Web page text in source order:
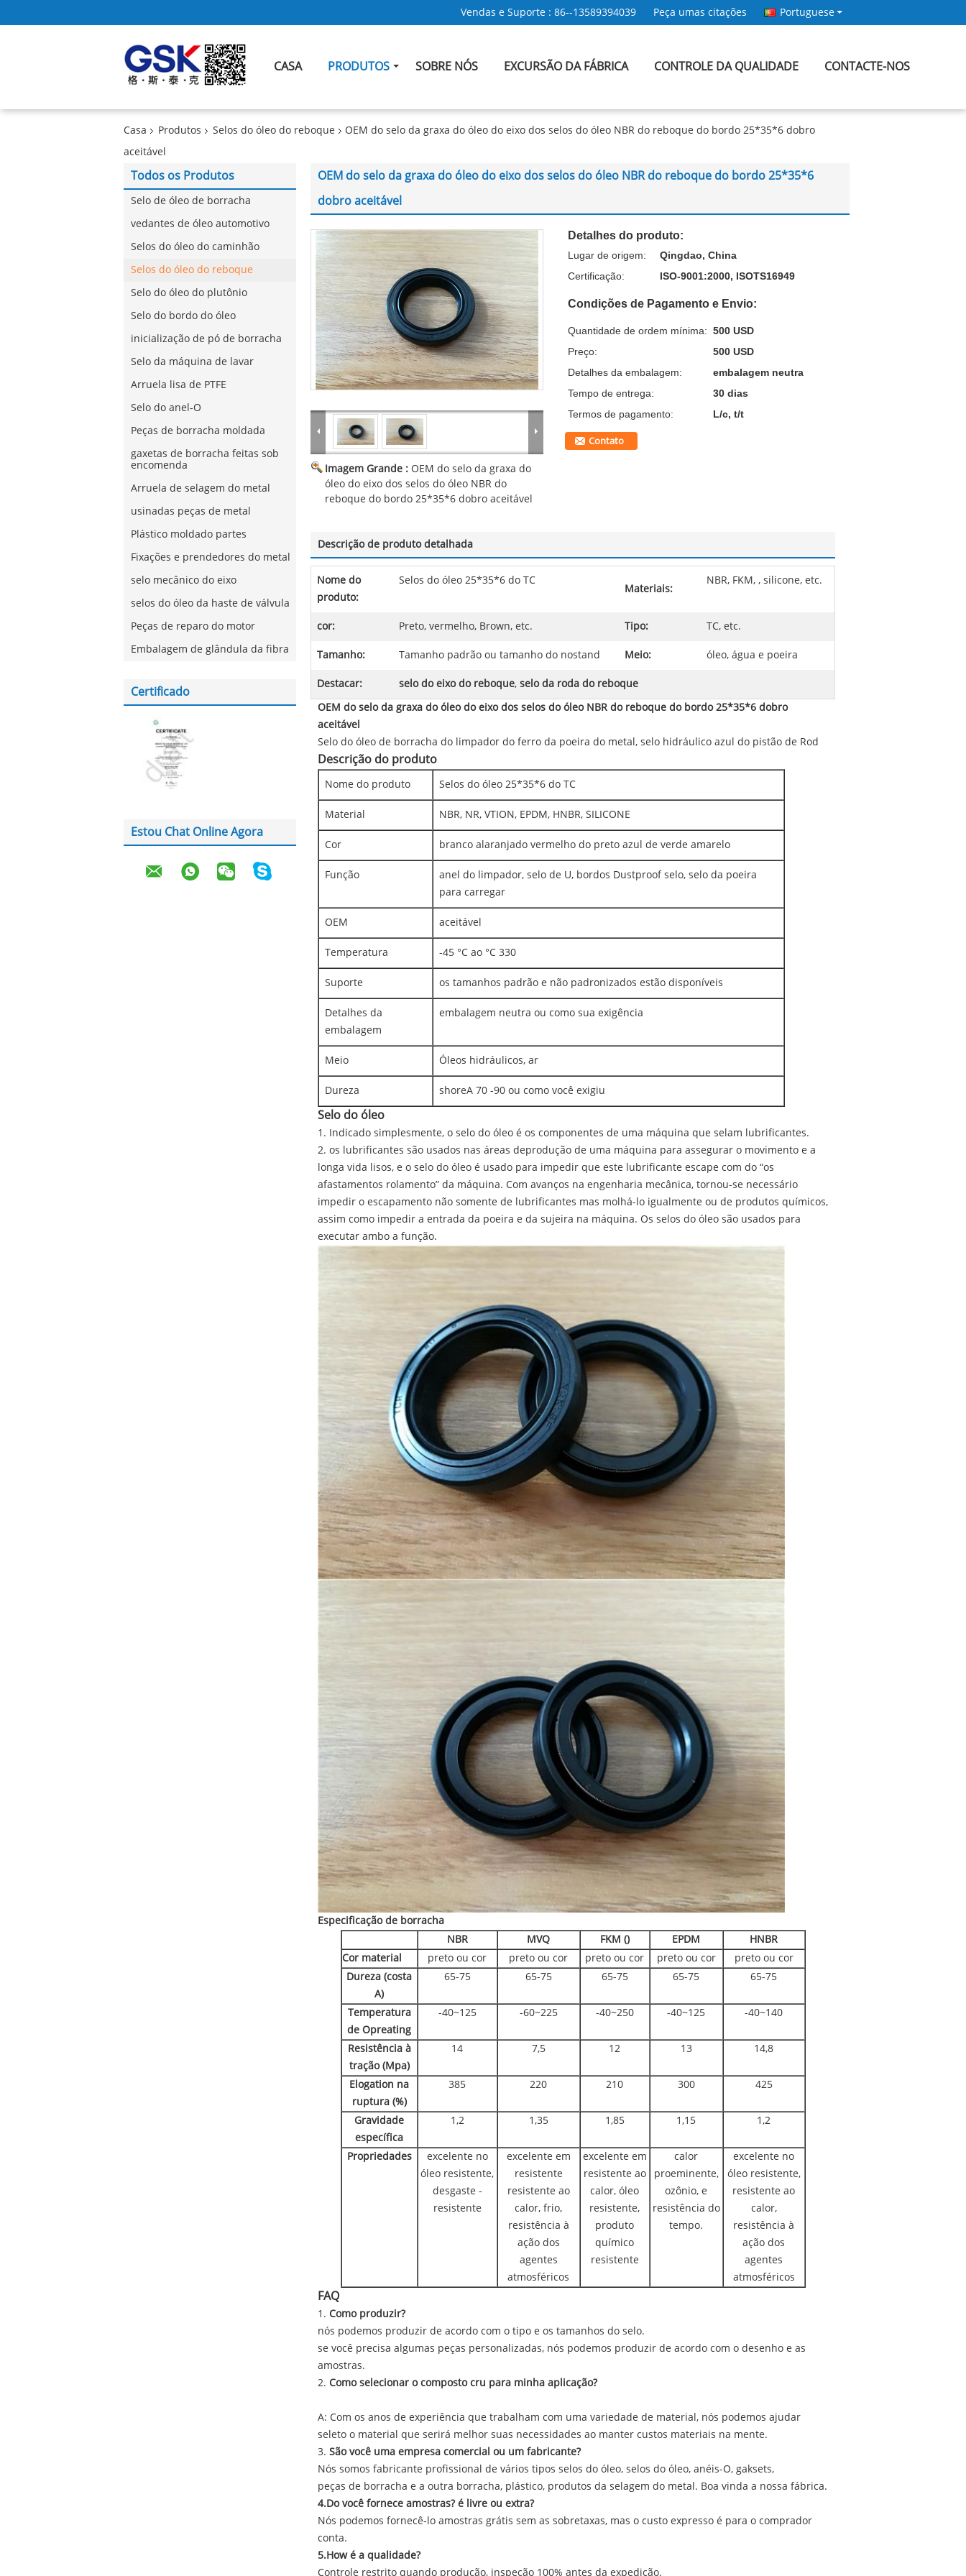
Vendas e Suporte : 86--13589394039 Peça umas citações Portuguese
CASA PRODUTOS SOBRE NÓS EXCURSÃO DA FÁBRICA CONTROLE DA QUALIDADE CONTACTE-NOS
Casa Produtos Selos do óleo do reboque
OEM do selo da graxa do óleo do eixo dos selos do óleo NBR do reboque do bordo 25*35*6 dobro
aceitável
Todos os Produtos
Selo de óleo de borracha
vedantes de óleo automotivo
Selos do óleo do caminhão
Selos do óleo do reboque
Selo do óleo do plutônio
Selo do bordo do óleo
inicialização de pó de borracha
Selo da máquina de lavar
Arruela lisa de PTFE
Selo do anel-O
Peças de borracha moldada
gaxetas de borracha feitas sob
encomenda
Arruela de selagem do metal
usinadas peças de metal
Plástico moldado partes
Fixações e prendedores do metal
selo mecânico do eixo
selos do óleo da haste de válvula
Peças de reparo do motor
Embalagem de glândula da fibra
Certificado
Estou Chat Online Agora
OEM do selo da graxa do óleo do eixo dos selos do óleo NBR do reboque do bordo 25*35*6
dobro aceitável
Imagem Grande : OEM do selo da graxa do
óleo do eixo dos selos do óleo NBR do
reboque do bordo 25*35*6 dobro aceitável
Detalhes do produto:
Lugar de origem:
Qingdao, China
Certificação:
ISO-9001:2000, ISOTS16949
Condições de Pagamento e Envio:
Quantidade de ordem mínima: 500 USD
Preço:
500 USD
Detalhes da embalagem:
embalagem neutra
Tempo de entrega:
30 dias
Termos de pagamento:
L/c, t/t
Contato
Descrição de produto detalhada
Nome do
produto:
Selos do óleo 25*35*6 do TC
Materiais:
NBR, FKM, , silicone, etc.
cor: Preto, vermelho, Brown, etc. Tipo: TC, etc.
Tamanho: Tamanho padrão ou tamanho do nostand Meio: óleo, água e poeira
Destacar: selo do eixo do reboque, selo da roda do reboque
OEM do selo da graxa do óleo do eixo dos selos do óleo NBR do reboque do bordo 25*35*6 dobro
aceitável
Selo do óleo de borracha do limpador do ferro da poeira do metal, selo hidráulico azul do pistão de Rod
Descrição do produto
Nome do produto Selos do óleo 25*35*6 do TC
Material NBR, NR, VTION, EPDM, HNBR, SILICONE
Cor branco alaranjado vermelho do preto azul de verde amarelo
Função
anel do limpador, selo de U, bordos Dustproof selo, selo da poeira
para carregar
OEM aceitável
Temperatura -45 °C ao °C 330
Suporte os tamanhos padrão e não padronizados estão disponíveis
Detalhes da
embalagem
embalagem neutra ou como sua exigência
Meio Óleos hidráulicos, ar
Dureza shoreA 70 -90 ou como você exigiu
Selo do óleo
1. Indicado simplesmente, o selo do óleo é os componentes de uma máquina que selam lubrificantes.
2. os lubrificantes são usados nas áreas deprodução de uma máquina para assegurar o movimento e a
longa vida lisos, e o selo do óleo é usado para impedir que este lubrificante escape com do “os
afastamentos rolamento” da máquina. Com avanços na engenharia mecânica, tornou-se necessário
impedir o escapamento não somente de lubrificantes mas molhá-lo igualmente ou de produtos químicos,
assim como impedir a entrada da poeira e da sujeira na máquina. Os selos do óleo são usados para
executar ambo a função.
Especificação de borracha
NBR
MVQ FKM () EPDM
HNBR
Cor material
preto ou cor preto ou cor preto ou cor preto ou cor
preto ou cor
Dureza (costa
A)
65-75 65-75 65-75 65-75 65-75
Temperatura
de Opreating
-40~125 -60~225 -40~250 -40~125 -40~140
Resistência à
tração (Mpa)
14 7,5 12 13 14,8
Elogation na
ruptura (%)
385 220 210 300 425
Gravidade
específica
1,2 1,35 1,85 1,15 1,2
Propriedades
excelente no
óleo resistente,
desgaste -
resistente
excelente em
resistente
resistente ao
calor, frio,
resistência à
ação dos
agentes
atmosféricos
excelente em
resistente ao
calor, óleo
resistente,
produto
químico
resistente
calor
proeminente,
ozônio, e
resistência do
tempo.
excelente no
óleo resistente,
resistente ao
calor,
resistência à
ação dos
agentes
atmosféricos
FAQ
1. Como produzir?
nós podemos produzir de acordo com o tipo e os tamanhos do selo.
se você precisa algumas peças personalizadas, nós podemos produzir de acordo com o desenho e as
amostras.
2. Como selecionar o composto cru para minha aplicação?
A: Com os anos de experiência que trabalham com uma variedade de material, nós podemos ajudar
seleto o material que serirá melhor suas necessidades ao manter custos materiais na mente.
3. São você uma empresa comercial ou um fabricante?
Nós somos fabricante profissional de vários tipos selos do óleo, selos do óleo, anéis-O, gaksets,
peças de borracha e a outra borracha, plástico, produtos da selagem do metal. Boa vinda a nossa fábrica.
4.Do você fornece amostras? é livre ou extra?
Nós podemos fornecê-lo amostras grátis sem as sobretaxas, mas o custo expresso é para o comprador
conta.
5.How é a qualidade?
Controle restrito quando produção, inspeção 100% antes da expedição.